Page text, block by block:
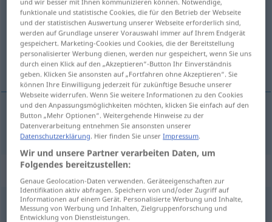
Übersicht aller Übersetzungen
(Für mehr Details die Übersetzung anklicken/antippen)
rajče
rajče N Tomate
Synonyme für "Tomate"
Paradeiser (österr.)
funktionale und statistische Cookies, die für den Betrieb der Webseite
und der statistischen Auswertung unserer Webseite erforderlich sind,
werden auf Grundlage unserer Vorauswahl immer auf Ihrem Endgerät
gespeichert. Marketing-Cookies und Cookies, die der Bereitstellung
personalisierter Werbung dienen, werden nur gespeichert, wenn Sie uns
durch einen Klick auf den „Akzeptieren“-Button Ihr Einverständnis
geben. Klicken Sie ansonsten auf „Fortfahren ohne Akzeptieren“. Sie
können Ihre Einwilligung jederzeit für zukünftige Besuche unserer
Webseite widerrufen. Wenn Sie weitere Informationen zu den Cookies
und den Anpassungsmöglichkeiten möchten, klicken Sie einfach auf den
Button „Mehr Optionen“. Weitergehende Hinweise zu der
Datenverarbeitung entnehmen Sie ansonsten unserer
Datenschutzerklärung . Hier finden Sie unserImpressum
Wir und unsere Partner verarbeiten Daten, um
Folgendes bereitzustellen:
Genaue Geolocation-Daten verwenden. Geräteeigenschaften zur
Identifikation aktiv abfragen. Speichern von und/oder Zugriff auf
Informationen auf einem Gerät. Personalisierte Werbung und Inhalte,
Messung von Werbung und Inhalten, Zielgruppenforschung und
Entwicklung von Dienstleistungen.